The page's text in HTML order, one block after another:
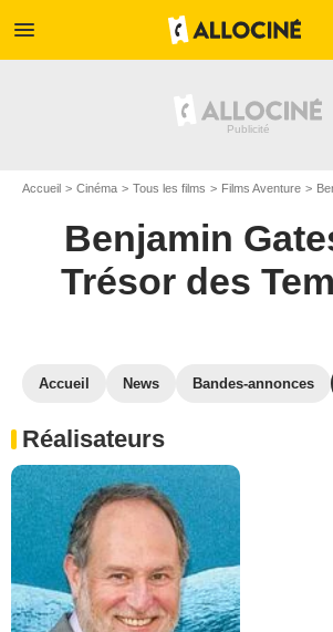
menu
Accueil Cinéma Tous les films Films Aventure
Benjamin
Trésor des
Accueil News Bandes-annonces
Réalisateurs